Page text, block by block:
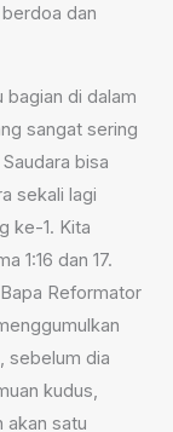
dan
bagian di dalam
sangat sering
bisa
sekali lagi
ke-1. Kita
1:16 dan 17.
Reformator
sebelum dia
kudus,
akan satu